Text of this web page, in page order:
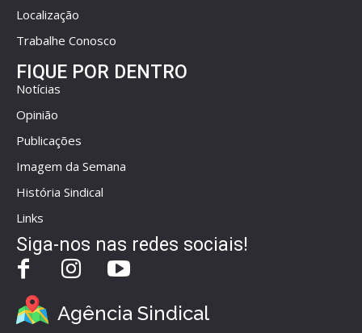
Localização
Trabalhe Conosco
FIQUE POR DENTRO
Notícias
Opinião
Publicações
Imagem da Semana
História Sindical
Links
Siga-nos nas redes sociais!
Agência Sindical